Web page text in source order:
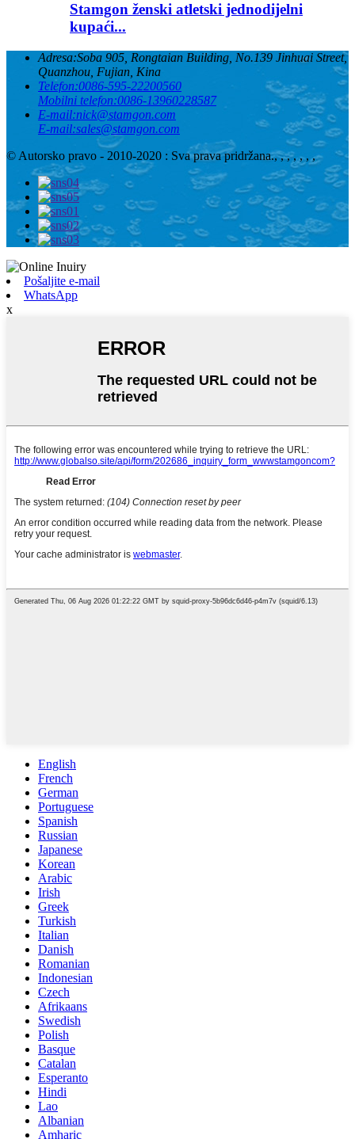
Stamgon ženski atletski jednodijelni
kupaći...
Adresa:Soba 905, Rongtaian Building, No.139 Jinhuai Street,
Quanzhou, Fujian, Kina
Telefon:0086-595-22200560
Mobilni telefon:0086-13960228587
E-mail:nick@stamgon.com
E-mail:sales@stamgon.com
© Autorsko pravo - 2010-2020 : Sva prava pridržana., , , , , , ,
Pošaljite e-mail
WhatsApp
x
English
French
German
Portuguese
Spanish
Russian
Japanese
Korean
Arabic
Irish
Greek
Turkish
Italian
Danish
Romanian
Indonesian
Czech
Afrikaans
Swedish
Polish
Basque
Catalan
Esperanto
Hindi
Lao
Albanian
Amharic